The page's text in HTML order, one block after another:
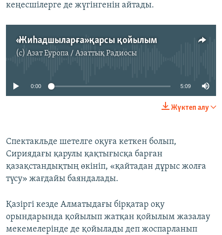
кеңесшілерге де жүгінгенін айтады.
«Жиһадшыларға» қарсы қойылым
(c) Азат Еуропа / Азаттық Радиосы
No media source currently available
0:00 5:09
Жүктеп алу
Спектакльде шетелге оқуға кеткен болып,
Сириядағы қарулы қақтығысқа барған
қазақстандықтың өкініп, «қайтадан дұрыс жолға
түсу» жағдайы баяндалады.
Қазіргі кезде Алматыдағы бірқатар оқу
орындарында қойылып жатқан қойылым жазалау
мекемелерінде де қойылады деп жоспарланып